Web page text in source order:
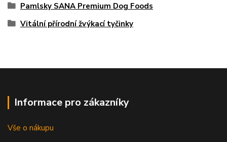
Pamlsky SANA Premium Dog Foods
Vitální přírodní žvýkací tyčinky
Informace pro zákazníky
Vše o nákupu